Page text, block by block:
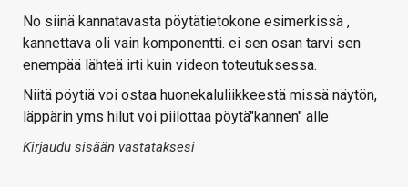
No siinä kannatavasta pöytätietokone esimerkissä ,
kannettava oli vain komponentti. ei sen osan tarvi sen
enempää lähteä irti kuin videon toteutuksessa.
Niitä pöytiä voi ostaa huonekaluliikkeestä missä näytön,
läppärin yms hilut voi piilottaa pöytä"kannen" alle
Kirjaudu sisään vastataksesi